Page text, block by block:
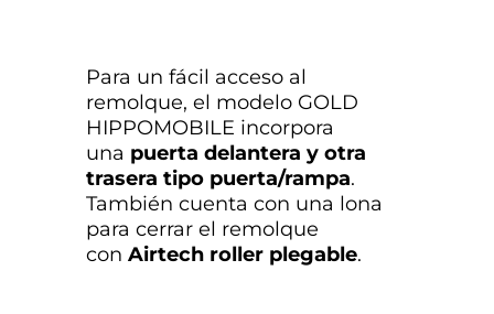
Para un fácil acceso al
remolque, el modelo GOLD
HIPPOMOBILE incorpora
una puerta delantera y otra
trasera tipo puerta/rampa.
También cuenta con una lona
para cerrar el remolque
con Airtech roller plegable.